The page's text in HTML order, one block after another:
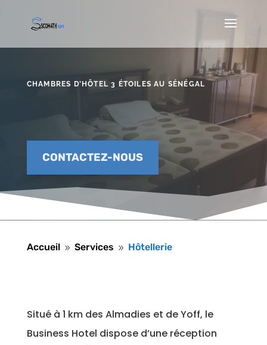
CHAMBRES D’HÔTEL 3 ÉTOILES AU SÉNÉGAL
CONTACTEZ-NOUS
Accueil 9 Services 9 Hôtellerie
Situé à 1 km des Almadies et de Yoff, le
Business Hotel dispose d’une réception